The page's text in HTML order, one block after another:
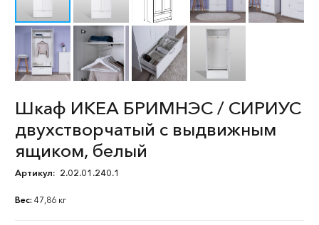
Шкаф ИКЕА БРИМНЭС / СИРИУС
двухстворчатый с выдвижным
ящиком, белый
Артикул: 2.02.01.240.1
Вес: 47,86 кг